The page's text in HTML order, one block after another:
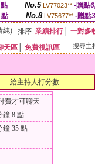
No.5 LV77023** -贈點
點 No.8 LV75677** -贈點
純) 排序 業績排行│ 一對多
天區 免費視訊區 搜尋主
給主持人打分數
費才可聊天
鐘 8 點
鐘 35 點